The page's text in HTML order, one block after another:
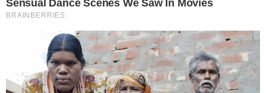
aumentam, e alguns casais chegam a se afastar ou até
terminar temporariamente. Em certos casos, essas
dúvidas são alimentadas por sinais reais de alerta, como
comportamentos abusivos, que não devem ser
ignorados. É importante ouvir o próprioinstintoe
refletir com cuidado.
O medo de estar se contentando com pouco também